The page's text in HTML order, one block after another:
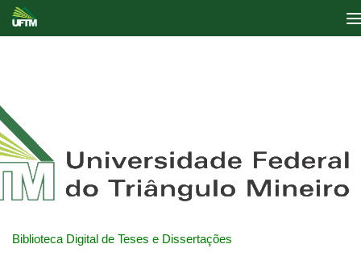
Biblioteca Digital de Teses e Dissertações